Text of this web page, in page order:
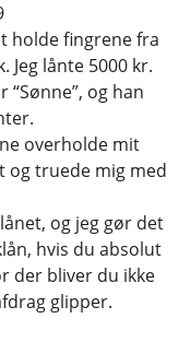
holde fingrene fra
Jeg lånte 5000 kr.
og han
overholde mit
og truede mig med
og jeg gør det
hvis du absolut
der bliver du ikke
glipper.